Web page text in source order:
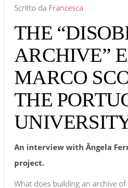
Scritto da Francesca
THE
ARCHIVE”
MARCO
THE
An interview with Ângela
project.
What does building an archive